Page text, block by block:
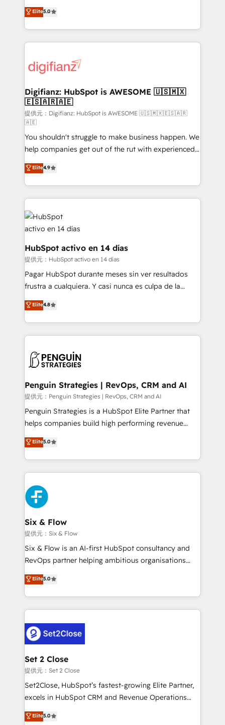
is there for you to: - Grow revenue, and run your
business more efficiently - Build stronger
more people - Get the most out of your HubSpot
investment
enable mid-market and enterprise clients to
maximise their return from digital and fuel their
growth. We modernise platforms, streamline
operations that are causing inefficiencies, improve
supercharge revenue operations Key services: • CRM
Transformation / Web Development • RevOps &
Sales Consulting • Marketing Automation What
makes us different? 🚀 Top 0.5% of global HubSpot
agencies ⚙️ The strongest technical ability and
integration capabilities 💼 Consultative, long-term
partners who will embed ourselves into your
business, processes and systems 🏢 We specialise in
working with mid-market and enterprise
organisations, global organisations and those with
complex use cases 🏆 CRM Implementation,
Platform Enablement, Custom Integration and
Onboarding Accredited 🔐 ISO27001 & ISO9001
Elite5.0
Digifianz: HubSpot is AWESOME 🇺🇸🇲🇽
🇪🇸🇦🇷🇦🇪
提供元：Digifianz: HubSpot is AWESOME 🇺🇸🇲🇽🇪🇸🇦🇷
🇦🇪
You shouldn't struggle to make business happen. We
help companies get out of the rut with experienced,
process-oriented teams implementing HubSpot
Marketing, Sales, Service, CMS and Operations Hub,
so selling and actually engaging with your customers
feels easy and pain-free. We are a top ranked
HubSpot Elite Partner, winner of Rookie of the Year
and Customer First Awards, 4.9/5 rating in HubSpot
Reviews and 4.9/5 rating in Clutch Reviews. Digifianz
helps the following industries: logistics & 3PL, home
improvement & construction, branding and
commercialization, real estate, health, education,
SaaS, Software Dev & IT and consulting, make the
the United States, EU, UAE, Mexico and Latin
America. From casual user to super fan: make
Elite4.9
HubSpot activo en 14 días
提供元：HubSpot activo en 14 días
Pagar HubSpot durante meses sin ver resultados
frustra a cualquiera. Y casi nunca es culpa de la
herramienta: es del enfoque con el que se
implementó. Trabajamos con un catálogo de +80
casos de uso: cada uno resuelve un problema
concreto de tu operación en HubSpot. La entrega
en paralelo cuando tiene sentido, y siempre
Empiezas a ver resultados antes de que termine el
mes. 🏆 HubSpot Partner of the Year 2022, máximo
reconocimiento del ecosistema. Elite Solutions
Partner, el nivel más alto. +700 clientes
Hospital ABC, Hogares Unión, Yves Rocher,
MacStore, Café Britt, Bella Piel, confiaron en
respuestas para empezar. Te ayudamos a identificar
el primer caso de uso que más impacto te dará.
días.
Elite4.8
Penguin Strategies | RevOps, CRM and AI
提供元：Penguin Strategies | RevOps, CRM and AI
Penguin Strategies is a HubSpot Elite Partner that
helps companies build high performing revenue
operations across complex sales cycles, multi
system environments and global SaaS or
manufacturing teams. Trusted by leading enterprises
and fast growing scale ups including Sony, Rapyd,
Fiverr, XM Cyber, Bridgepointe Technologies, EMA
Design Automation and Uptive. 📊 RevOps & data
architecture 🔗 CRM migrations & End to end
integrations 🤖 AI workflows & enrichment 📘 Team
enablement & company-wide adoption We create
HubSpot environments that teams use with
confidence and that leadership can rely on for
Elite5.0
Six & Flow
提供元：Six & Flow
Six & Flow is an AI-first HubSpot consultancy and
RevOps partner helping ambitious organisations
grow with clarity, confidence, and intelligence.
Operating across the UK, Netherlands, Ireland, and
Canada, we’ve delivered thousands of successful
HubSpot projects for mid-market and enterprise
combine HubSpot, data, and AI to design connected
go-to-market systems that align people, process,
and technology for predictable, scalable revenue
growth. Our expertise spans RevOps, CRM and data
architecture, AI enablement, and strategic marketing,
delivered through our proprietary FLAIR framework
Partner and ISO 27001:2022 certified consultancy,
Elite5.0
Set 2 Close
提供元：Set 2 Close
Set2Close, HubSpot’s fastest-growing Elite Partner,
excels in HubSpot CRM and Revenue Operations
(RevOps) services to boost B2B sales and growth.
As a top HubSpot Elite Partner, we specialize in
Elite5.0